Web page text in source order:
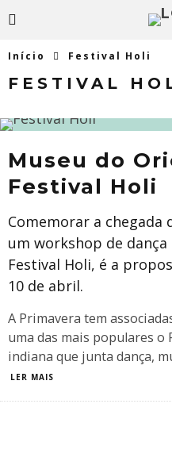
Início Festival Holi
FESTIVAL
Museu do
Festival Holi
Comemorar a chegada
um workshop de
Festival Holi, é a
10 de abril.
A Primavera tem
uma das mais populares o
indiana que junta dança,
LER MAIS